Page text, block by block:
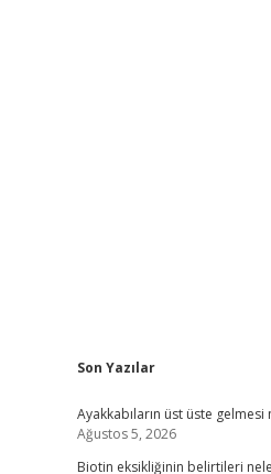
Sidebar
Son Yazılar
Ayakkabıların üst üste
Ağustos 5, 2026
Biotin eksikliğinin belirtileri